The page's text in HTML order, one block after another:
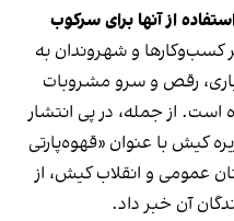
از آنها برای سرکوب
و شهروندان به
رقص و سرو مشروبات
است. از جمله، در پی انتشار
کیش با عنوان «قهوه‌پارتی
عمومی و انقلاب کیش، از
آن خبر داد.